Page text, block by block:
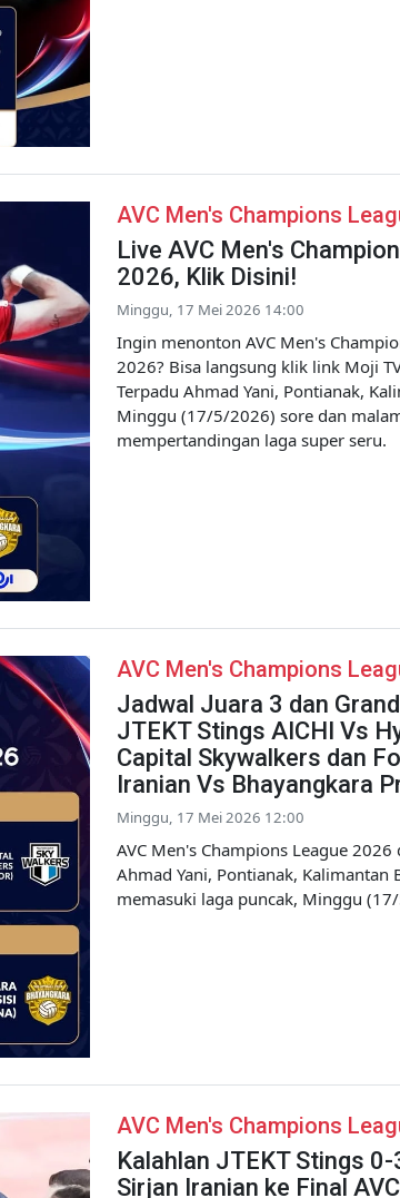
AVC Men's Champions
Live AVC Men's
2026, Klik Disini!
Minggu, 17 Mei 2026 14:00
Ingin menonton AVC Men's
2026? Bisa langsung klik link Moji
Terpadu Ahmad Yani, Pontianak,
Minggu (17/5/2026) sore dan
mempertandingan laga super seru.
AVC Men's Champions
Jadwal Juara 3 dan
JTEKT Stings AICHI Vs
Capital Skywalkers dan
Iranian Vs Bhayangkara
Minggu, 17 Mei 2026 12:00
AVC Men's Champions League 2026
Ahmad Yani, Pontianak, Kalimantan
memasuki laga puncak, Minggu
AVC Men's Champions
Kalahlan JTEKT Stings
Sirjan Iranian ke Final